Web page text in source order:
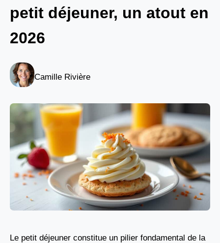
petit déjeuner, un atout en
2026
Camille Rivière
Le petit déjeuner constitue un pilier fondamental de la